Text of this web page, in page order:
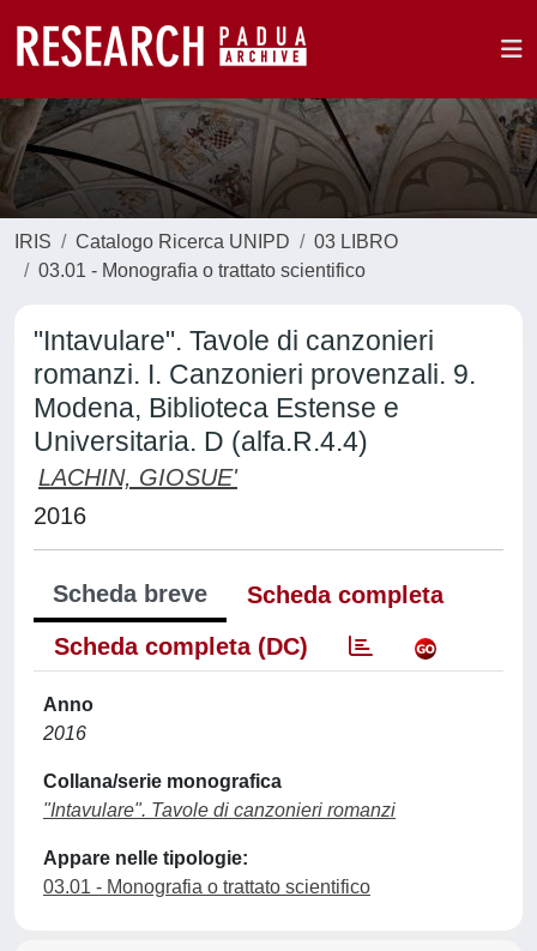
IRIS Catalogo Ricerca UNIPD
03 LIBRO
03.01 - Monografia o trattato scientifico
"Intavulare". Tavole di canzonieri
romanzi. I. Canzonieri provenzali. 9.
Modena, Biblioteca Estense e
Universitaria. D (alfa.R.4.4)
LACHIN, GIOSUE'
2016
Scheda breve
Scheda completa
Scheda completa (DC)
Anno
2016
Collana/serie monografica
"Intavulare". Tavole di canzonieri romanzi
Appare nelle tipologie:
03.01 - Monografia o trattato scientifico